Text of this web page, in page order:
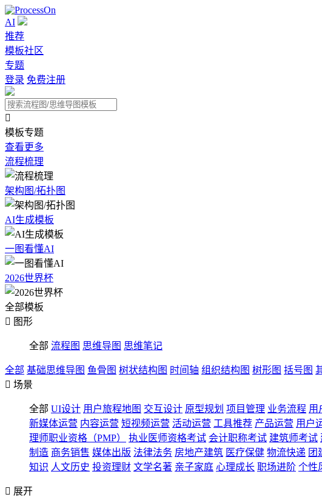
AI
推荐
模板社区
专题
登录 免费注册

模板专题
查看更多
流程梳理
架构图/拓扑图
AI生成模板
一图看懂AI
2026世界杯
全部模板
 图形
全部 流程图 思维导图 思维笔记
全部 基础思维导图 鱼骨图 树状结构图 时间轴 组织结构图 树形图 括号图
 场景
全部 UI设计 用户旅程地图 交互设计 原型规划 项目管理 业务流程 用
新媒体运营 内容运营 短视频运营 活动运营 工具推荐 产品运营 用户
理师职业资格（PMP）
执业医师资格考试 会计职称考试 建筑师考试
制造 商务销售 媒体出版 法律法务 房地产建筑 医疗保健 物流快递 团
知识 人文历史 投资理财 文学名著 亲子家庭 心理成长 职场进阶 个性
 展开